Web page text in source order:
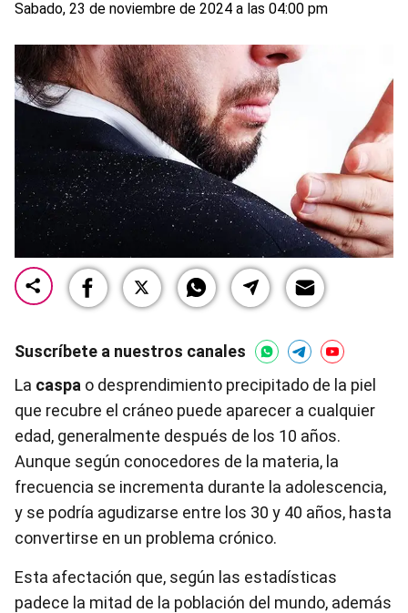
Sabado, 23 de noviembre de 2024 a las 04:00 pm
Suscríbete a nuestros canales
La caspa o desprendimiento precipitado de la piel
que recubre el cráneo puede aparecer a cualquier
edad, generalmente después de los 10 años.
Aunque según conocedores de la materia, la
frecuencia se incrementa durante la adolescencia,
y se podría agudizarse entre los 30 y 40 años, hasta
convertirse en un problema crónico.
Esta afectación que, según las estadísticas
padece la mitad de la población del mundo, además